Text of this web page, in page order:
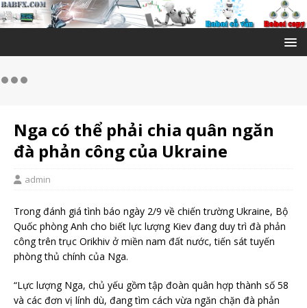
Nga có thể phải chia quân ngăn
đà phản công của Ukraine
admin
Trong đánh giá tình báo ngày 2/9 về chiến trường Ukraine, Bộ
Quốc phòng Anh cho biết lực lượng Kiev đang duy trì đà phản
công trên trục Orikhiv ở miền nam đất nước, tiến sát tuyến
phòng thủ chính của Nga.
“Lực lượng Nga, chủ yếu gồm tập đoàn quân hợp thành số 58
và các đơn vị lính dù, đang tìm cách vừa ngăn chặn đà phản